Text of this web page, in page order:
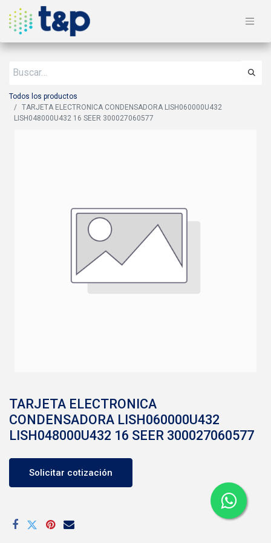
Todos los productos
TARJETA ELECTRONICA CONDENSADORA LISH060000U432
LISH048000U432 16 SEER 300027060577
TARJETA ELECTRONICA
CONDENSADORA LISH060000U432
LISH048000U432 16 SEER 300027060577
Solicitar cotización